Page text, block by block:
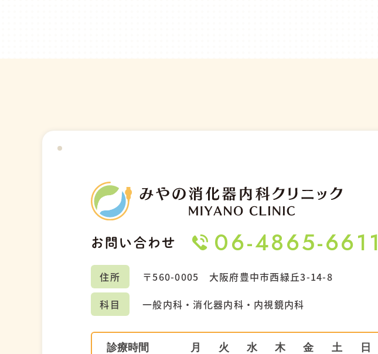
お問い合わせ 06-4865-6611
住所 〒560-0005 大阪府豊中市西緑丘3-14-8
科目
一般内科・消化器内科・内視鏡内科
診療時間 月 火 水 木 金 土 日